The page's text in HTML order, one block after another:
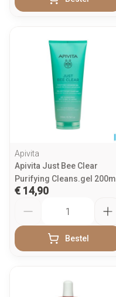
Apivita
Apivita Just Bee Clear
Purifying Cleans.gel 200ml
€ 14,90
Bestel